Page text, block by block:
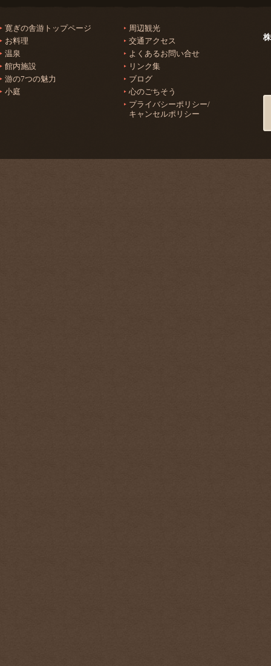
寛ぎの舎游トップページ
お料理
温泉
館内施設
游の7つの魅力
小庭
周辺観光
交通アクセス
よくあるお問い合せ
リンク集
ブログ
心のごちそう
プライバシーポリシー/
キャンセルポリシー